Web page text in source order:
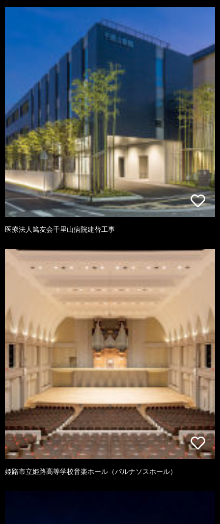
医療法人篤友会千里山病院建替工事
姫路市立姫路高等学校音楽ホール（パルナソスホール）